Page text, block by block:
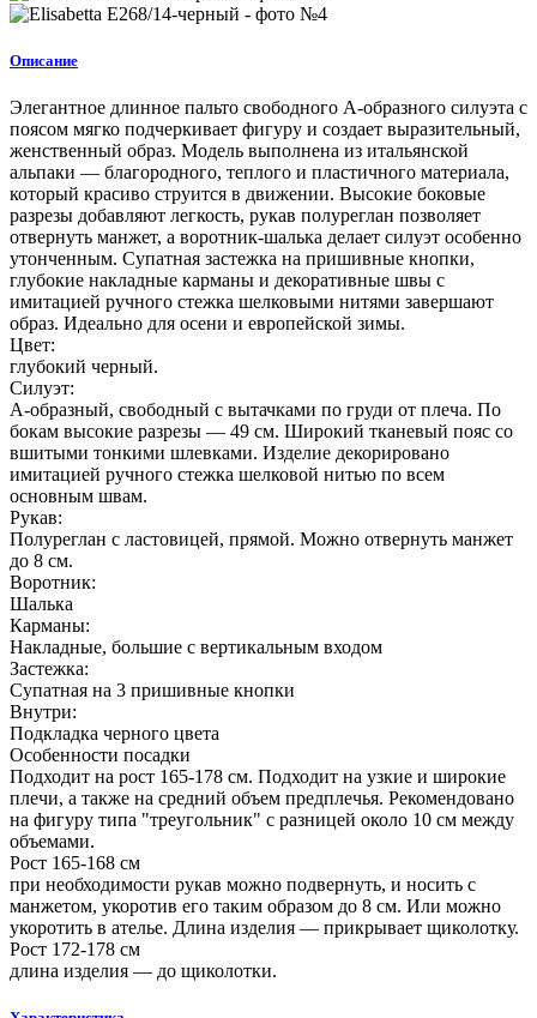
Описание
Элегантное длинное пальто свободного А-образного силуэта с
поясом мягко подчеркивает фигуру и создает выразительный,
женственный образ. Модель выполнена из итальянской
альпаки — благородного, теплого и пластичного материала,
который красиво струится в движении. Высокие боковые
разрезы добавляют легкость, рукав полуреглан позволяет
отвернуть манжет, а воротник-шалька делает силуэт особенно
утонченным. Супатная застежка на пришивные кнопки,
глубокие накладные карманы и декоративные швы с
имитацией ручного стежка шелковыми нитями завершают
образ. Идеально для осени и европейской зимы.
Цвет:
глубокий черный.
Силуэт:
А-образный, свободный с вытачками по груди от плеча. По
бокам высокие разрезы — 49 см. Широкий тканевый пояс со
вшитыми тонкими шлевками. Изделие декорировано
имитацией ручного стежка шелковой нитью по всем
основным швам.
Рукав:
Полуреглан с ластовицей, прямой. Можно отвернуть манжет
до 8 см.
Воротник:
Шалька
Карманы:
Накладные, большие с вертикальным входом
Застежка:
Супатная на 3 пришивные кнопки
Внутри:
Подкладка черного цвета
Особенности посадки
Подходит на рост 165-178 см. Подходит на узкие и широкие
плечи, а также на средний объем предплечья. Рекомендовано
на фигуру типа "треугольник" с разницей около 10 см между
объемами.
Рост 165-168 см
при необходимости рукав можно подвернуть, и носить с
манжетом, укоротив его таким образом до 8 см. Или можно
укоротить в ателье. Длина изделия — прикрывает щиколотку.
Рост 172-178 см
длина изделия — до щиколотки.